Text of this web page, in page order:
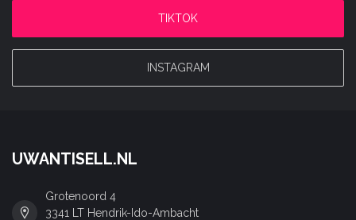
TIKTOK
INSTAGRAM
UWANTISELL.NL
Grotenoord 4
3341 LT Hendrik-Ido-Ambacht